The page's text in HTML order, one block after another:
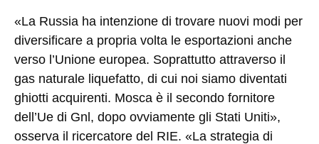
«La Russia ha intenzione di trovare nuovi modi per
diversificare a propria volta le esportazioni anche
verso l’Unione europea. Soprattutto attraverso il
gas naturale liquefatto, di cui noi siamo diventati
ghiotti acquirenti. Mosca è il secondo fornitore
dell’Ue di Gnl, dopo ovviamente gli Stati Uniti»,
osserva il ricercatore del RIE. «La strategia di